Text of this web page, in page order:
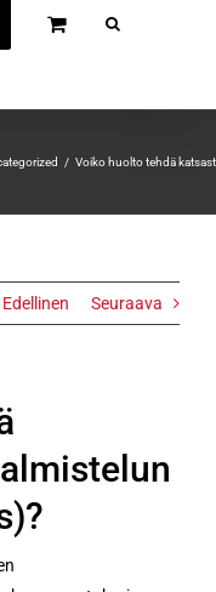
Voiko huolto tehdä
Edellinen Seuraava